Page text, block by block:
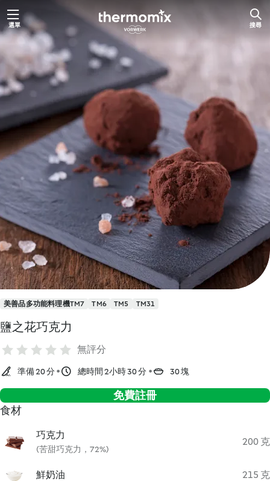
跳
至
主
要
內
選單 搜尋
美善品多功能料理機TM7 TM6 TM5 TM31
鹽之花巧克力
無評分
準備 20 分 總時間 2小時 30 分 30 塊
免費註冊
食材
巧克力
(苦甜巧克力，72%)
200 克
鮮奶油 215 克